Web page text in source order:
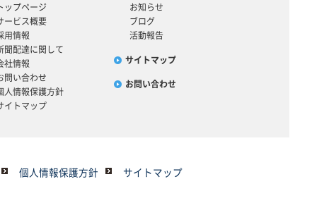
ップページ
ービス概要
用情報
聞配達に関して
社情報
問い合わせ
人情報保護方針
イトマップ
お知らせ
ブログ
活動報告
サイトマップ
お問い合わせ
個人情報保護方針 サイトマップ